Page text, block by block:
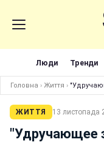
Люди Тренди
Головна › Життя ›
ЖИТТЯ 13 листопада
"Удручающее